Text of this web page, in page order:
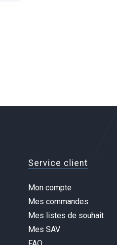
Service client
Mon compte
Mes commandes
Mes listes de souhait
Mes SAV
FAQ